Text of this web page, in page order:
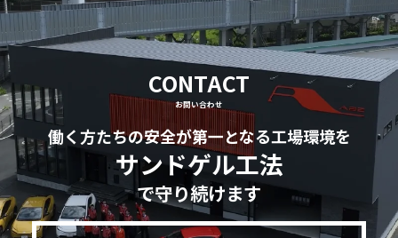
CONTACT
お問い合わせ
働く方たちの安全が第一となる工場環境を
サンドゲル工法
で守り続けます